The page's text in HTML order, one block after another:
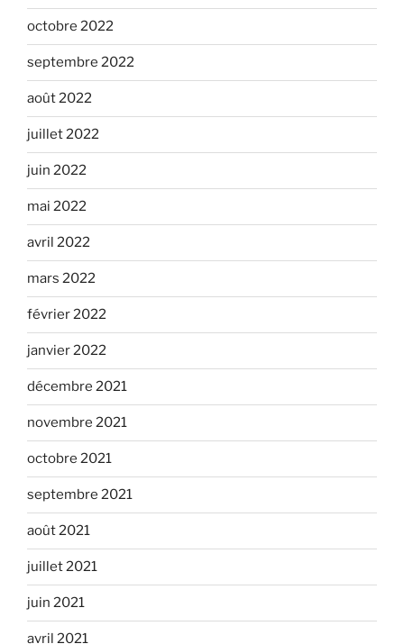
octobre 2022
septembre 2022
août 2022
juillet 2022
juin 2022
mai 2022
avril 2022
mars 2022
février 2022
janvier 2022
décembre 2021
novembre 2021
octobre 2021
septembre 2021
août 2021
juillet 2021
juin 2021
avril 2021